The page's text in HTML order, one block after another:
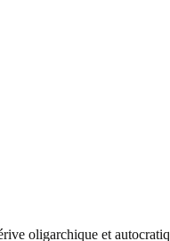
oligarchique et